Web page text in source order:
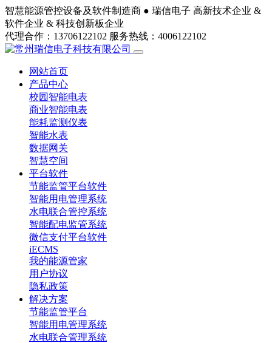
智慧能源管控设备及软件制造商 ● 瑞信电子 高新技术企业 &
软件企业 & 科技创新板企业
代理合作：13706122102 服务热线：4006122102
网站首页
产品中心
校园智能电表
商业智能电表
能耗监测仪表
智能水表
数据网关
智慧空间
平台软件
节能监管平台软件
智能用电管理系统
水电联合管控系统
智能配电监管系统
微信支付平台软件
iECMS
我的能源管家
用户协议
隐私政策
解决方案
节能监管平台
智能用电管理系统
水电联合管理系统